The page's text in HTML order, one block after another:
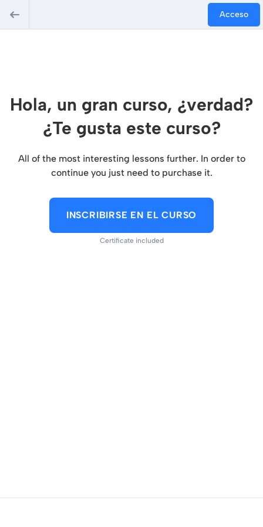
Acceso
Hola, un gran curso, ¿verdad?
¿Te gusta este curso?
All of the most interesting lessons further. In order to
continue you just need to purchase it.
INSCRIBIRSE EN EL CURSO
Certificate included